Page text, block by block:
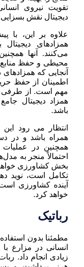
تقویت نیروی
دیجیتال نقش بسزایی
علاوه بر این، با
همزادهای
می‌کنند. آنها
محیطی و حفظ منابع،
آنجایی که همزادهای
اطمینان از حفظ
مهم است. از طرفی
همزاد دیجیتال
باشد.
انتظار می رود
همراه باشد و در
همچنین در عملیات
احتمالاً منجر به
بخش کشاورزی
تکامل است، نوید
آینده کشاورزی است
خواهد کرد.
رباتیک
مطمئنا بدون
انسانی در مزارع
زیادی انجام داد.